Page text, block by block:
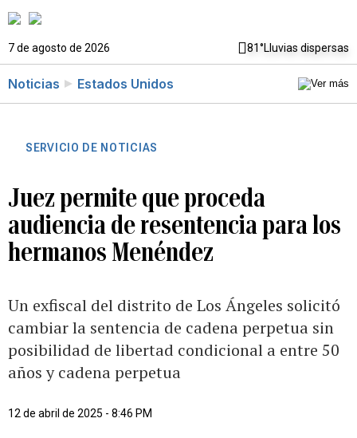
7 de agosto de 2026 81°Lluvias dispersas
Noticias Estados Unidos
SERVICIO DE NOTICIAS
Juez permite que proceda
audiencia de resentencia para los
hermanos Menéndez
Un exfiscal del distrito de Los Ángeles solicitó
cambiar la sentencia de cadena perpetua sin
posibilidad de libertad condicional a entre 50
años y cadena perpetua
12 de abril de 2025 - 8:46 PM